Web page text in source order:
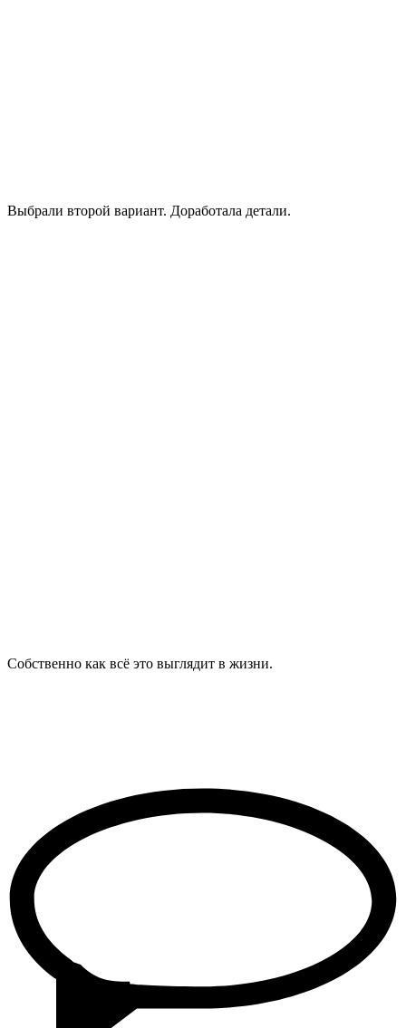
Выбрали второй вариант. Доработала детали.
Собственно как всё это выглядит в жизни.